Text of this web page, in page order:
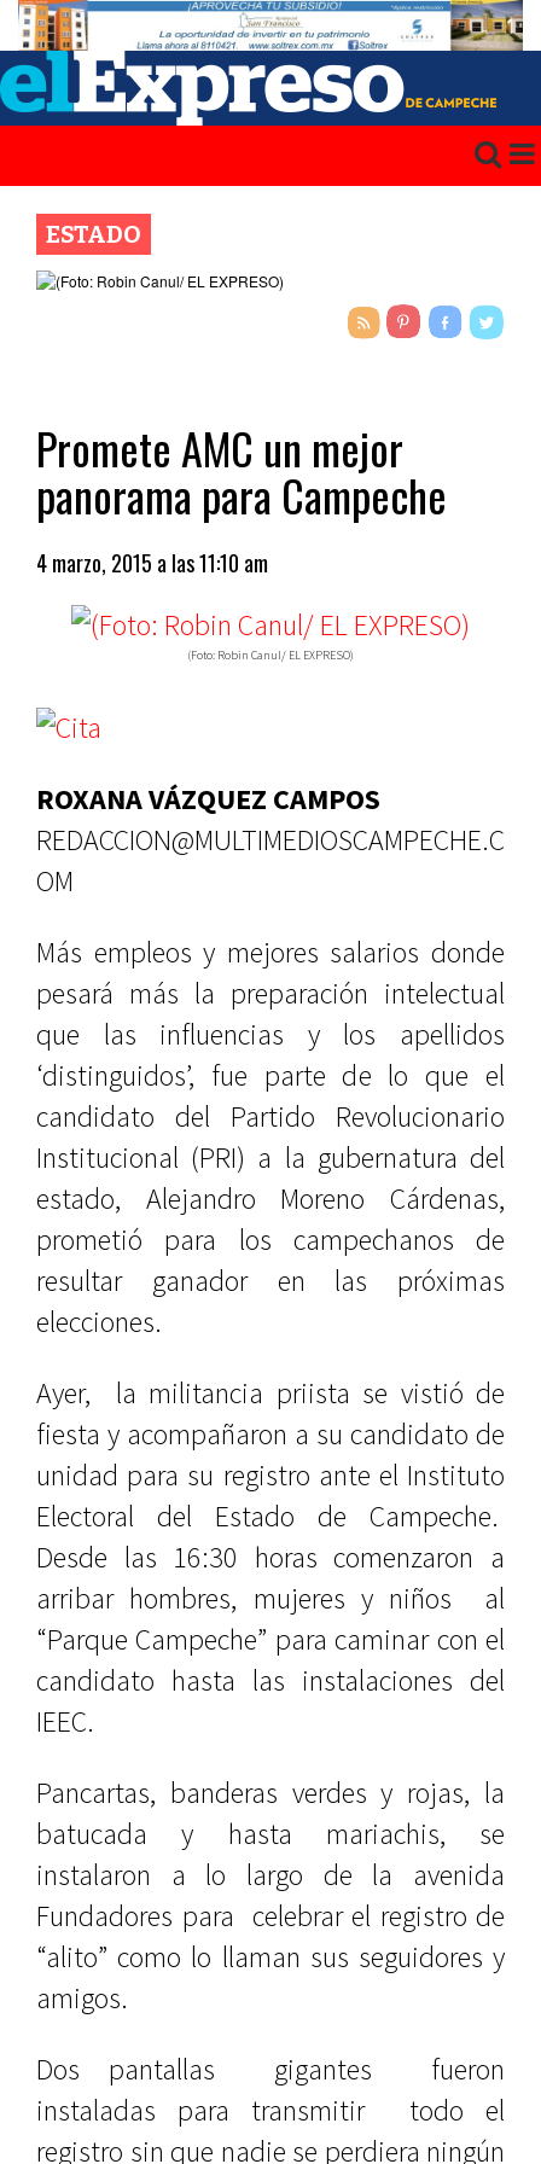
ESTADO
Promete AMC un mejor
panorama para Campeche
4 marzo, 2015 a las 11:10 am
(Foto: Robin Canul/ EL EXPRESO)
ROXANA VÁZQUEZ CAMPOS
REDACCION@MULTIMEDIOSCAMPECHE.C
OM
Más empleos y mejores salarios donde
pesará más la preparación intelectual
que las influencias y los apellidos
‘distinguidos’, fue parte de lo que el
candidato del Partido Revolucionario
Institucional (PRI) a la gubernatura del
estado, Alejandro Moreno Cárdenas,
prometió para los campechanos de
resultar ganador en las próximas
elecciones.
Ayer, la militancia priista se vistió de
fiesta y acompañaron a su candidato de
unidad para su registro ante el Instituto
Electoral del Estado de Campeche.
Desde las 16:30 horas comenzaron a
arribar hombres, mujeres y niños al
“Parque Campeche” para caminar con el
candidato hasta las instalaciones del
IEEC.
Pancartas, banderas verdes y rojas, la
batucada y hasta mariachis, se
instalaron a lo largo de la avenida
Fundadores para celebrar el registro de
“alito” como lo llaman sus seguidores y
amigos.
Dos pantallas gigantes fueron
instaladas para transmitir todo el
registro sin que nadie se perdiera ningún